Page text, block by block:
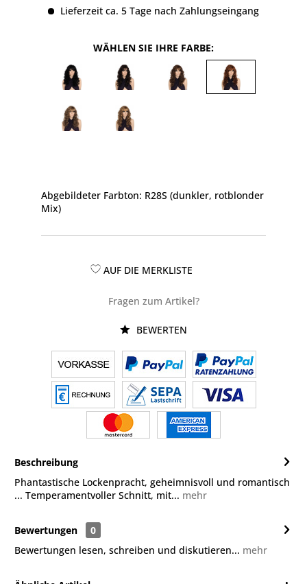
Lieferzeit ca. 5 Tage nach Zahlungseingang
WÄHLEN SIE IHRE FARBE:
Abgebildeter Farbton: R28S (dunkler, rotblonder
Mix)
AUF DIE MERKLISTE
Fragen zum Artikel?
BEWERTEN
Beschreibung
Phantastische Lockenpracht, geheimnisvoll und romantisch
... Temperamentvoller Schnitt, mit... mehr
Bewertungen
0
Bewertungen lesen, schreiben und diskutieren... mehr